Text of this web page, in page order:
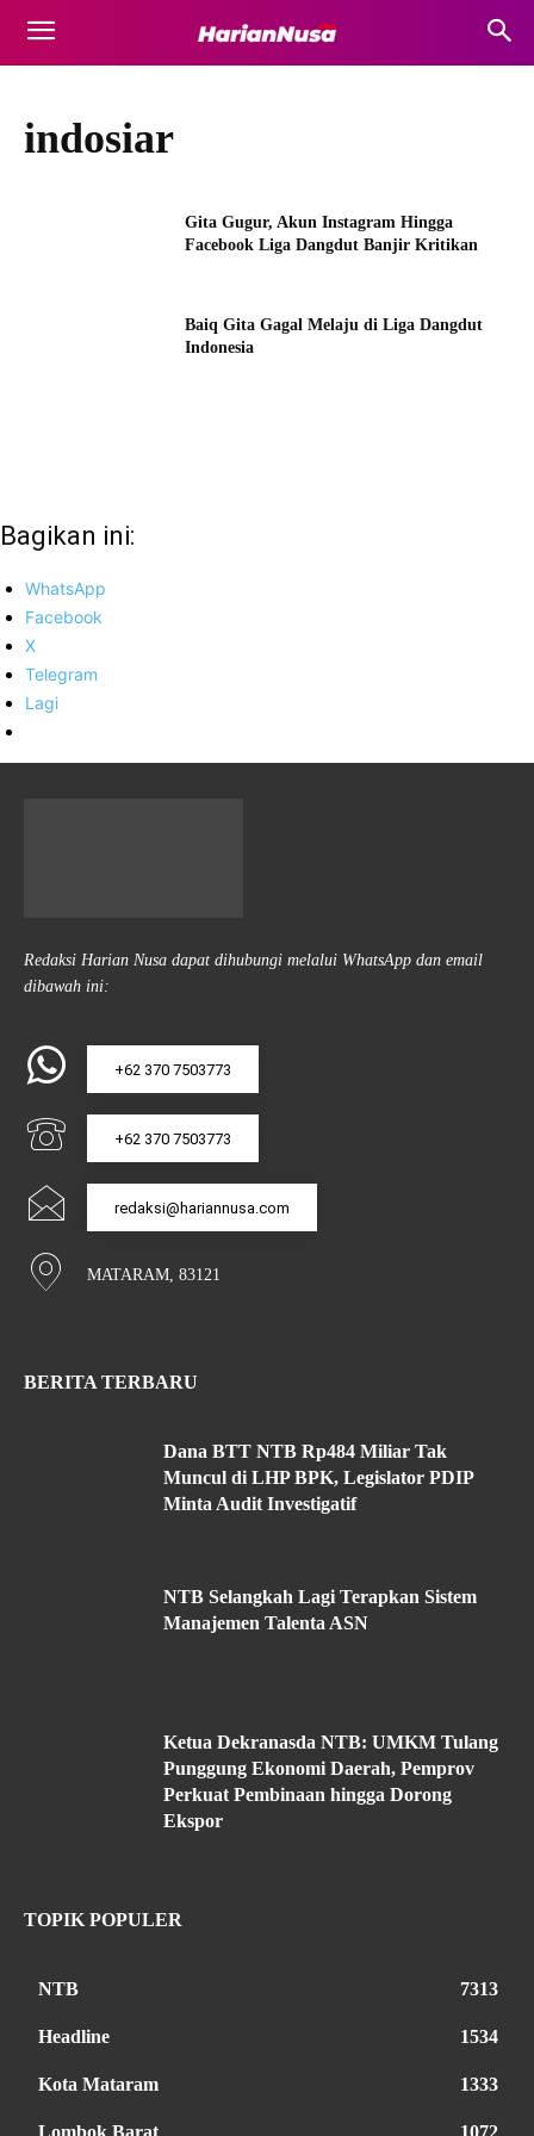
indosiar
Gita Gugur, Akun Instagram Hingga
Facebook Liga Dangdut Banjir Kritikan
Baiq Gita Gagal Melaju di Liga Dangdut
Indonesia
Bagikan ini:
WhatsApp
Facebook
X
Telegram
Lagi
Redaksi Harian Nusa dapat dihubungi melalui WhatsApp dan email
dibawah ini:
+62 370 7503773
+62 370 7503773
redaksi@hariannusa.com
MATARAM, 83121
BERITA TERBARU
Dana BTT NTB Rp484 Miliar Tak
Muncul di LHP BPK, Legislator PDIP
Minta Audit Investigatif
NTB Selangkah Lagi Terapkan Sistem
Manajemen Talenta ASN
Ketua Dekranasda NTB: UMKM Tulang
Punggung Ekonomi Daerah, Pemprov
Perkuat Pembinaan hingga Dorong
Ekspor
TOPIK POPULER
NTB 7313
Headline 1534
Kota Mataram 1333
Lombok Barat 1072